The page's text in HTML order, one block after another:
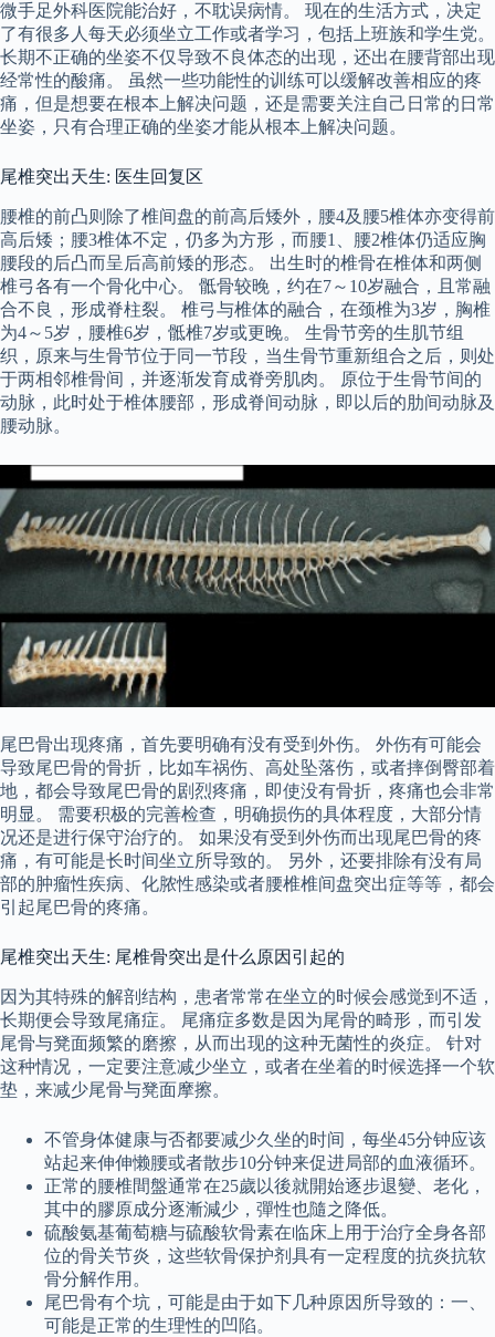
微手足外科医院能治好，不耽误病情。 现在的生活方式，决定
了有很多人每天必须坐立工作或者学习，包括上班族和学生党。
长期不正确的坐姿不仅导致不良体态的出现，还出在腰背部出现
经常性的酸痛。 虽然一些功能性的训练可以缓解改善相应的疼
痛，但是想要在根本上解决问题，还是需要关注自己日常的日常
坐姿，只有合理正确的坐姿才能从根本上解决问题。
尾椎突出天生: 医生回复区
腰椎的前凸则除了椎间盘的前高后矮外，腰4及腰5椎体亦变得前
高后矮；腰3椎体不定，仍多为方形，而腰1、腰2椎体仍适应胸
腰段的后凸而呈后高前矮的形态。 出生时的椎骨在椎体和两侧
椎弓各有一个骨化中心。 骶骨较晚，约在7～10岁融合，且常融
合不良，形成脊柱裂。 椎弓与椎体的融合，在颈椎为3岁，胸椎
为4～5岁，腰椎6岁，骶椎7岁或更晚。 生骨节旁的生肌节组
织，原来与生骨节位于同一节段，当生骨节重新组合之后，则处
于两相邻椎骨间，并逐渐发育成脊旁肌肉。 原位于生骨节间的
动脉，此时处于椎体腰部，形成脊间动脉，即以后的肋间动脉及
腰动脉。
尾巴骨出现疼痛，首先要明确有没有受到外伤。 外伤有可能会
导致尾巴骨的骨折，比如车祸伤、高处坠落伤，或者摔倒臀部着
地，都会导致尾巴骨的剧烈疼痛，即使没有骨折，疼痛也会非常
明显。 需要积极的完善检查，明确损伤的具体程度，大部分情
况还是进行保守治疗的。 如果没有受到外伤而出现尾巴骨的疼
痛，有可能是长时间坐立所导致的。 另外，还要排除有没有局
部的肿瘤性疾病、化脓性感染或者腰椎椎间盘突出症等等，都会
引起尾巴骨的疼痛。
尾椎突出天生: 尾椎骨突出是什么原因引起的
因为其特殊的解剖结构，患者常常在坐立的时候会感觉到不适，
长期便会导致尾痛症。 尾痛症多数是因为尾骨的畸形，而引发
尾骨与凳面频繁的磨擦，从而出现的这种无菌性的炎症。 针对
这种情况，一定要注意减少坐立，或者在坐着的时候选择一个软
垫，来减少尾骨与凳面摩擦。
不管身体健康与否都要减少久坐的时间，每坐45分钟应该
站起来伸伸懒腰或者散步10分钟来促进局部的血液循环。
正常的腰椎間盤通常在25歲以後就開始逐步退變、老化，
其中的膠原成分逐漸減少，彈性也隨之降低。
硫酸氨基葡萄糖与硫酸软骨素在临床上用于治疗全身各部
位的骨关节炎，这些软骨保护剂具有一定程度的抗炎抗软
骨分解作用。
尾巴骨有个坑，可能是由于如下几种原因所导致的：一、
可能是正常的生理性的凹陷。